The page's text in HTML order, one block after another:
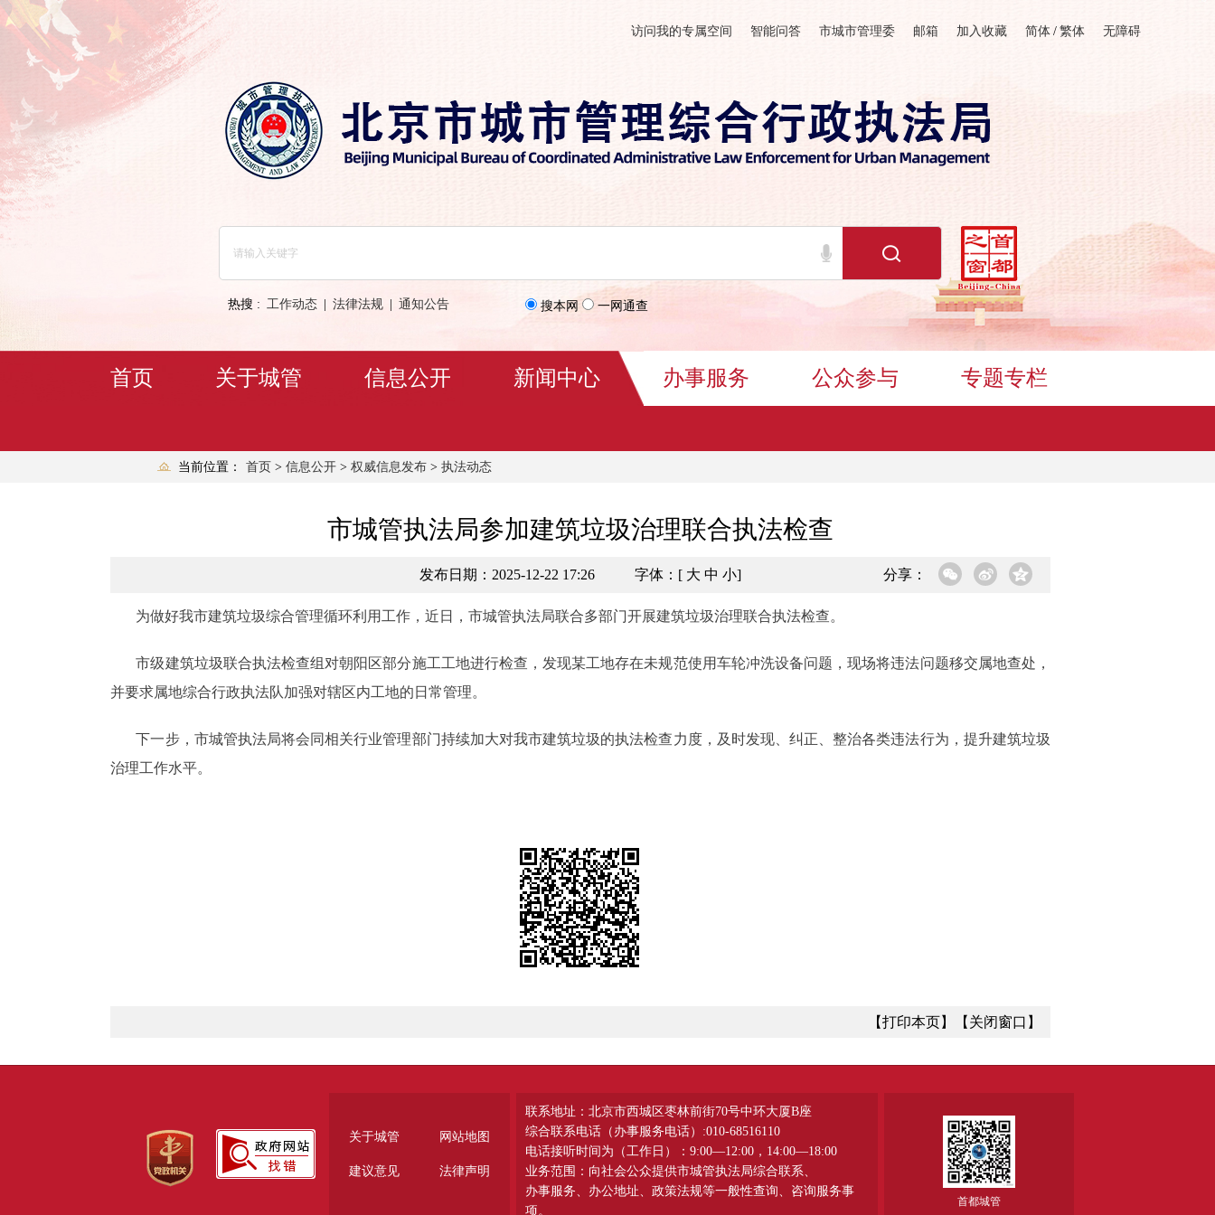
访问我的专属空间 智能问答 市城市管理委 邮箱 加入收藏 简体 / 繁体 无障碍
搜本网 一网通查
热搜 : 工作动态 法律法规 通知公告
首页 关于城管 信息公开 新闻中心 办事服务 公众参与 专题专栏
当前位置： 首页 > 信息公开 > 权威信息发布 > 执法动态
市城管执法局参加建筑垃圾治理联合执法检查
发布日期：2025-12-22 17:26 字体：[ 大 中 小] 分享：
为做好我市建筑垃圾综合管理循环利用工作，近日，市城管执法局联合多部门开展建筑垃圾治理联合执法检查。
市级建筑垃圾联合执法检查组对朝阳区部分施工工地进行检查，发现某工地存在未规范使用车轮冲洗设备问题，现场将违法问题移交属地查处，
并要求属地综合行政执法队加强对辖区内工地的日常管理。
下一步，市城管执法局将会同相关行业管理部门持续加大对我市建筑垃圾的执法检查力度，及时发现、纠正、整治各类违法行为，提升建筑垃圾
治理工作水平。
【打印本页】 【关闭窗口】
关于城管 网站地图
建议意见 法律声明
联系地址：北京市西城区枣林前街70号中环大厦B座
综合联系电话（办事服务电话）:010-68516110
电话接听时间为（工作日）：9:00—12:00，14:00—18:00
业务范围：向社会公众提供市城管执法局综合联系、
办事服务、办公地址、政策法规等一般性查询、咨询服务事
项。
首都城管